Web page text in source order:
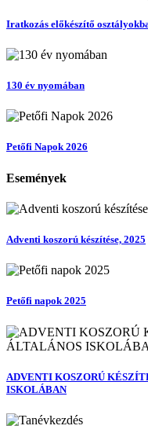
Iratkozás előkészítő
130 év nyomában
Petőfi Napok 2026
Események
Adventi koszorú készítése, 2025
Petőfi napok 2025
ADVENTI KOSZORÚ
ISKOLÁBAN